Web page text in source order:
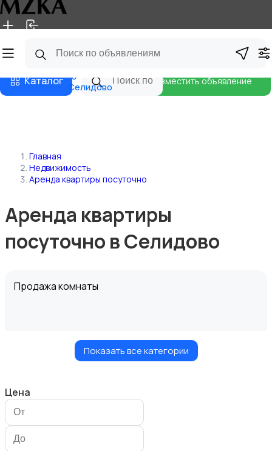
Главная Магазины
Каталог Селидово
Разместить объявление
Главная
Недвижимость
Аренда квартиры посуточно
Аренда квартиры
посуточно в Селидово
Продажа комнаты
Показать все категории
Цена